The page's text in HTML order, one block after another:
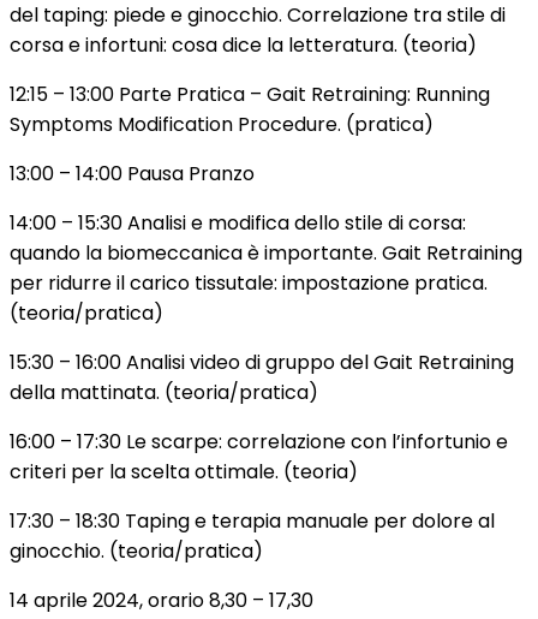
del taping: piede e ginocchio. Correlazione tra stile di
corsa e infortuni: cosa dice la letteratura. (teoria)
12:15 – 13:00 Parte Pratica – Gait Retraining: Running
Symptoms Modification Procedure. (pratica)
13:00 – 14:00 Pausa Pranzo
14:00 – 15:30 Analisi e modifica dello stile di corsa:
quando la biomeccanica è importante. Gait Retraining
per ridurre il carico tissutale: impostazione pratica.
(teoria/pratica)
15:30 – 16:00 Analisi video di gruppo del Gait Retraining
della mattinata. (teoria/pratica)
16:00 – 17:30 Le scarpe: correlazione con l’infortunio e
criteri per la scelta ottimale. (teoria)
17:30 – 18:30 Taping e terapia manuale per dolore al
ginocchio. (teoria/pratica)
14 aprile 2024, orario 8,30 – 17,30